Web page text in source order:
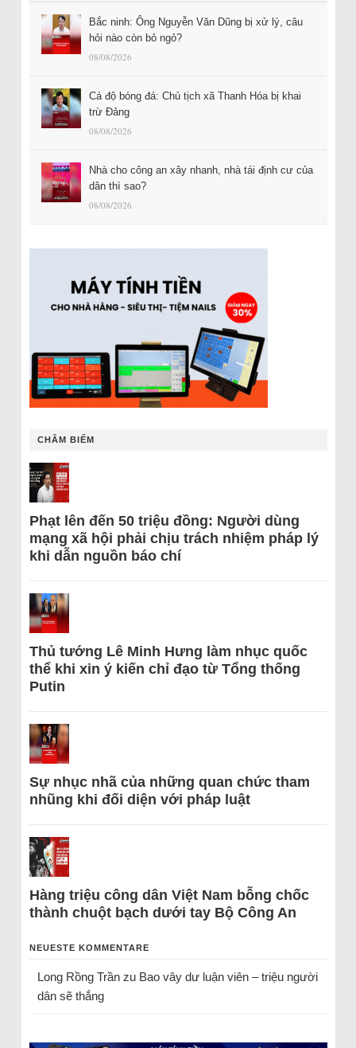
Bắc ninh: Ông Nguyễn Văn Dũng bị xử lý, câu
hỏi nào còn bỏ ngỏ?
08/08/2026
Cá độ bóng đá: Chủ tịch xã Thanh Hóa bị khai
trừ Đảng
08/08/2026
Nhà cho công an xây nhanh, nhà tái định cư của
dân thì sao?
08/08/2026
CHÂM BIẾM
Phạt lên đến 50 triệu đồng: Người dùng
mạng xã hội phải chịu trách nhiệm pháp lý
khi dẫn nguồn báo chí
Thủ tướng Lê Minh Hưng làm nhục quốc
thể khi xin ý kiến chỉ đạo từ Tổng thống
Putin
Sự nhục nhã của những quan chức tham
nhũng khi đối diện với pháp luật
Hàng triệu công dân Việt Nam bỗng chốc
thành chuột bạch dưới tay Bộ Công An
NEUESTE KOMMENTARE
Long Rồng Trầnzu Bao vây dư luận viên – triệu người
dân sẽ thắng